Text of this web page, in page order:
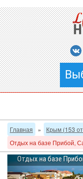
Главная » Крым (153
Отдых на базе Прибой,
Отдых на базе